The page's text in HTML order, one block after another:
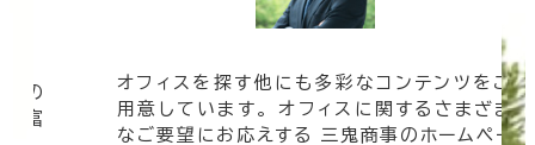
の
豊富
オフィスを探す他にも多彩なコンテンツをご
用意しています。 オフィスに関するさまざま
なご要望にお応えする 三鬼商事のホームペー